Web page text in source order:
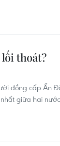
thoát?
đồng cấp Ấn
giữa hai